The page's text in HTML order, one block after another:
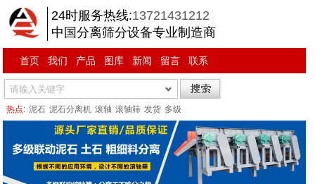
24时服务热线:13721431212
中国分离筛分设备专业制造商
首页 我们 产品 图库 新闻 留言 联系
热点: 泥石 泥石分离机 滚轴 滚轴筛 发货 多级